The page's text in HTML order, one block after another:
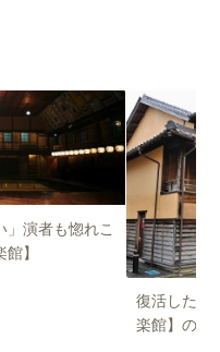
」演者も惚れこ
】
復活した近
楽館】の歴